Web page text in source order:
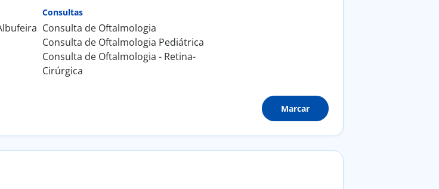
Consultas
Consulta de Oftalmologia
Consulta de Oftalmologia Pediátrica
Consulta de Oftalmologia - Retina-
Cirúrgica
Marcar